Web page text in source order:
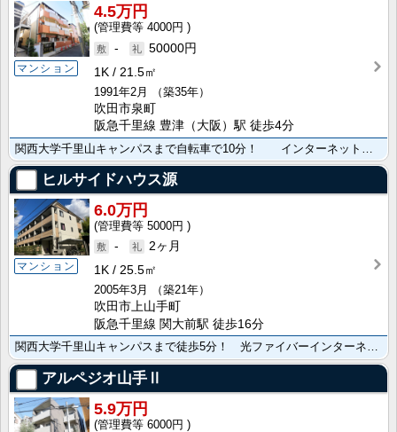
マンション
4.5万円
4000円
-
50000円
1K
21.5㎡
1991年2月
（築35年）
吹田市泉町
阪急千里線 豊津（大阪）駅 徒歩4分
関西大学千里山キャンパスまで自転車で10分！ インターネットWi-Fi利用無料！豊津駅･コンビニ････
ヒルサイドハウス源
マンション
6.0万円
5000円
-
2ヶ月
1K
25.5㎡
2005年3月
（築21年）
吹田市上山手町
阪急千里線 関大前駅 徒歩16分
関西大学千里山キャンパスまで徒歩5分！ 光ファイバーインターネット常時接続無料！
アルペジオ山手Ⅱ
5.9万円
6000円